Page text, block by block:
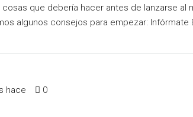
cosas que debería hacer antes de lanzarse al
algunos consejos para empezar: Infórmate
hace 0